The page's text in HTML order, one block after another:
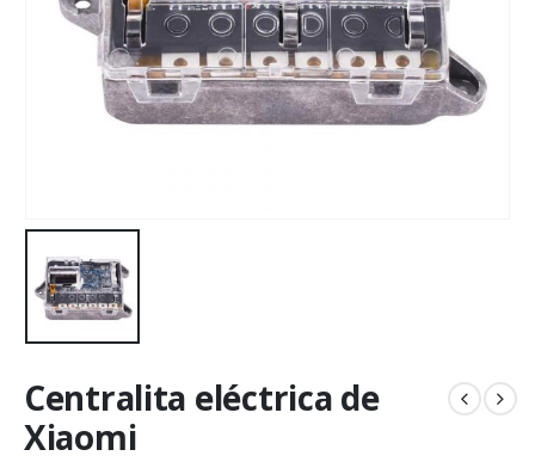
Centralita eléctrica de
Xiaomi